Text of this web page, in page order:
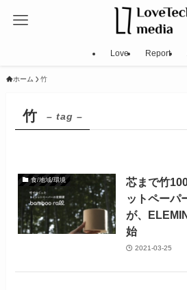
Love Report
ホーム 竹
竹 – tag –
食/地域/環境
芯まで竹
ットペーパ
が、
始
2021-03-25